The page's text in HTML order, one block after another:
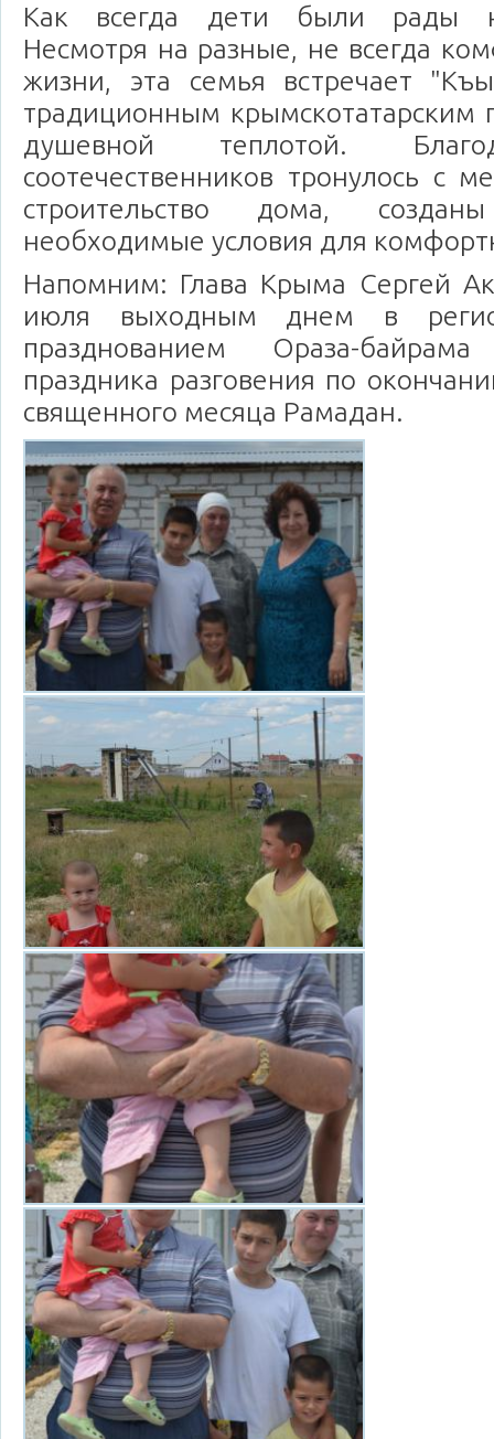
Как всегда дети были рады
Несмотря на разные, не всегда
жизни, эта семья встречает
традиционным крымскотатарским
душевной теплотой.
соотечественников тронулось с
строительство дома,
необходимые условия для
Напомним: Глава Крыма Сергей
июля выходным днем в
празднованием Ораза-
праздника разговения по
священного месяца Рамадан.